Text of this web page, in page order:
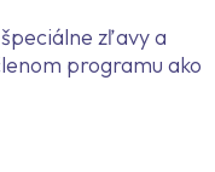
zľavy a
programu ako